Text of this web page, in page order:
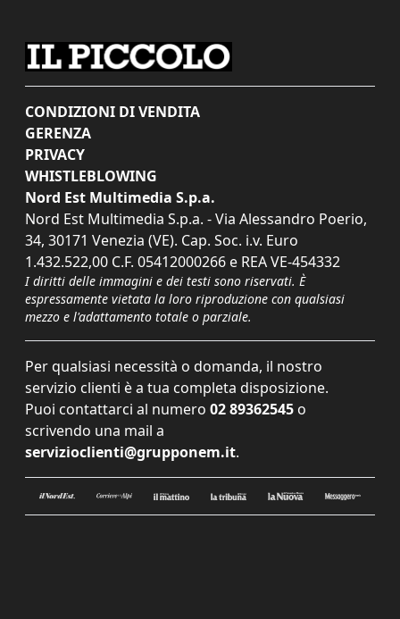
CONDIZIONI DI VENDITA
GERENZA
PRIVACY
WHISTLEBLOWING
Nord Est Multimedia S.p.a.
Nord Est Multimedia S.p.a. - Via Alessandro Poerio,
34, 30171 Venezia (VE). Cap. Soc. i.v. Euro
1.432.522,00 C.F. 05412000266 e REA VE-454332
I diritti delle immagini e dei testi sono riservati. È
espressamente vietata la loro riproduzione con qualsiasi
mezzo e l'adattamento totale o parziale.
Per qualsiasi necessità o domanda, il nostro
servizio clienti è a tua completa disposizione.
Puoi contattarci al numero 02 89362545 o
scrivendo una mail a
servizioclienti@grupponem.it.